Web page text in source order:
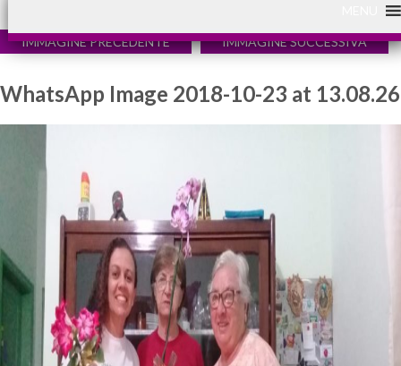
IMMAGINE PRECEDENTE IMMAGINE SUCCESSIVA
WhatsApp Image 2018-10-23 at 13.08.26